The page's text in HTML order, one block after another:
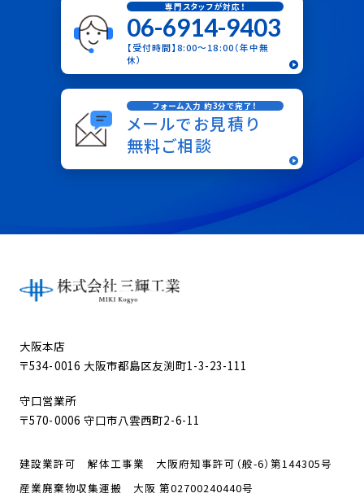
専門スタッフが対応！
06-6914-9403
【受付時間】8:00〜18:00（年中無
休）
フォーム入力 約3分で完了！
メールでお見積り
無料ご相談
大阪本店
〒534-0016 大阪市都島区友渕町1-3-23-111
守口営業所
〒570-0006 守口市八雲西町2-6-11
建設業許可 解体工事業 大阪府知事許可（般-6）第144305号
産業廃棄物収集運搬 大阪 第02700240440号